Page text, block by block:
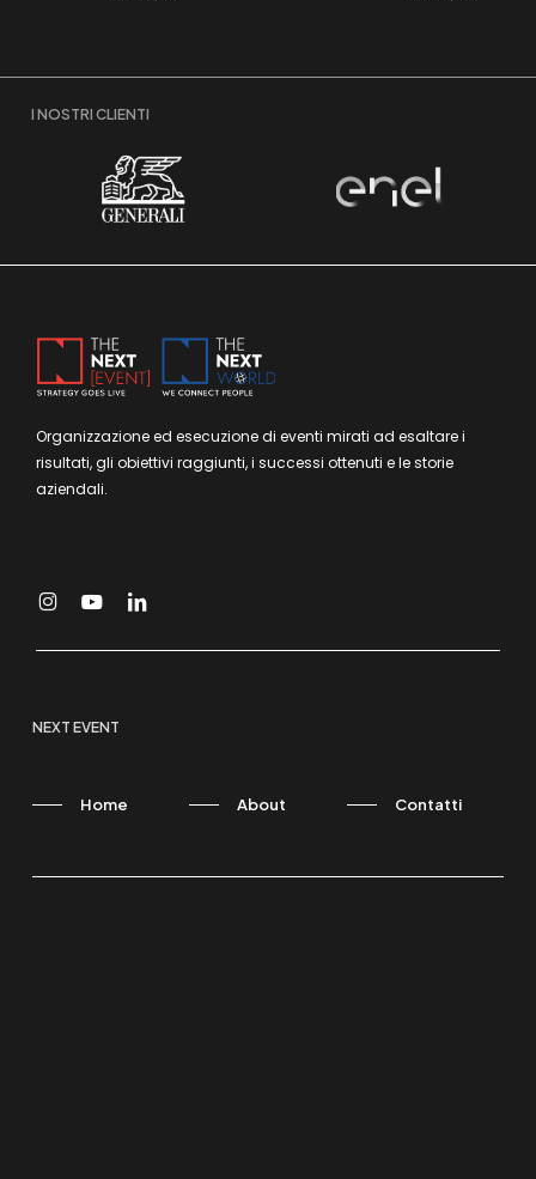
I NOSTRI CLIENTI
Organizzazione ed esecuzione di eventi mirati ad esaltare i
risultati, gli obiettivi raggiunti, i successi ottenuti e le storie
aziendali.
NEXT EVENT
Home About Contatti